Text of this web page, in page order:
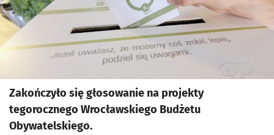
Zakończyło się głosowanie na projekty
tegorocznego Wrocławskiego Budżetu
Obywatelskiego.